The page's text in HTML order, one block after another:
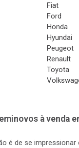
Fiat
Ford
Honda
Hyundai
Peugeot
Renault
Toyota
à venda
é de se